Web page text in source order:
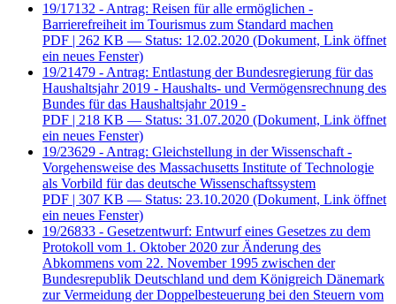
19/17132 - Antrag: Reisen für alle ermöglichen -
Barrierefreiheit im Tourismus zum Standard machen
PDF | 262 KB — Status: 12.02.2020 (Dokument, Link öffnet
ein neues Fenster)
19/21479 - Antrag: Entlastung der Bundesregierung für das
Haushaltsjahr 2019 - Haushalts- und Vermögensrechnung des
Bundes für das Haushaltsjahr 2019 -
PDF | 218 KB — Status: 31.07.2020 (Dokument, Link öffnet
ein neues Fenster)
19/23629 - Antrag: Gleichstellung in der Wissenschaft -
Vorgehensweise des Massachusetts Institute of Technologie
als Vorbild für das deutsche Wissenschaftssystem
PDF | 307 KB — Status: 23.10.2020 (Dokument, Link öffnet
ein neues Fenster)
19/26833 - Gesetzentwurf: Entwurf eines Gesetzes zu dem
Protokoll vom 1. Oktober 2020 zur Änderung des
Abkommens vom 22. November 1995 zwischen der
Bundesrepublik Deutschland und dem Königreich Dänemark
zur Vermeidung der Doppelbesteuerung bei den Steuern vom